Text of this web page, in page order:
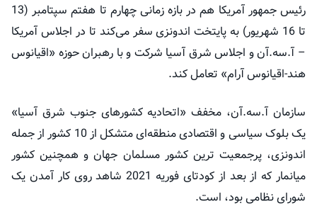
رئیس جمهور آمریکا هم در بازه زمانی چهارم تا هفتم سپتامبر (13
تا 16 شهریور) به پایتخت اندونزی سفر می‌کند تا در اجلاس آمریکا
– آ.سه.آن و اجلاس شرق آسیا شرکت و با رهبران حوزه «اقیانوس
هند-اقیانوس آرام» تعامل کند.
سازمان آ.سه.آن، مخفف «اتحادیه کشورهای جنوب شرق آسیا»
یک بلوک سیاسی و اقتصادی منطقه‌ای متشکل از 10 کشور از جمله
اندونزی، پرجمعیت ترین کشور مسلمان جهان و همچنین کشور
میانمار که از بعد از کودتای فوریه 2021 شاهد روی کار آمدن یک
شورای نظامی بود، است.